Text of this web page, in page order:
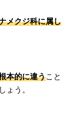
メクジ科に属し
本的に違うこと
ょう。